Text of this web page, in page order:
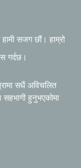
सजग छौं। हाम्रो
गर्दछ।
सधैं अविचलित
सहभागी हुनुभएकोमा